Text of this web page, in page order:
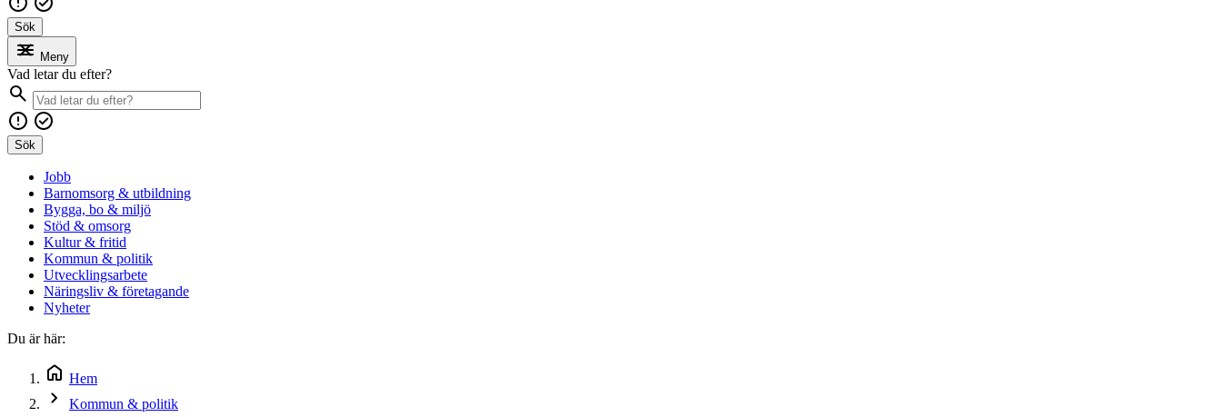
Sök
Meny
Vad letar du efter?
Sök
Jobb
Barnomsorg & utbildning
Bygga, bo & miljö
Stöd & omsorg
Kultur & fritid
Kommun & politik
Utvecklingsarbete
Näringsliv & företagande
Nyheter
Du är här:
Hem
Kommun & politik